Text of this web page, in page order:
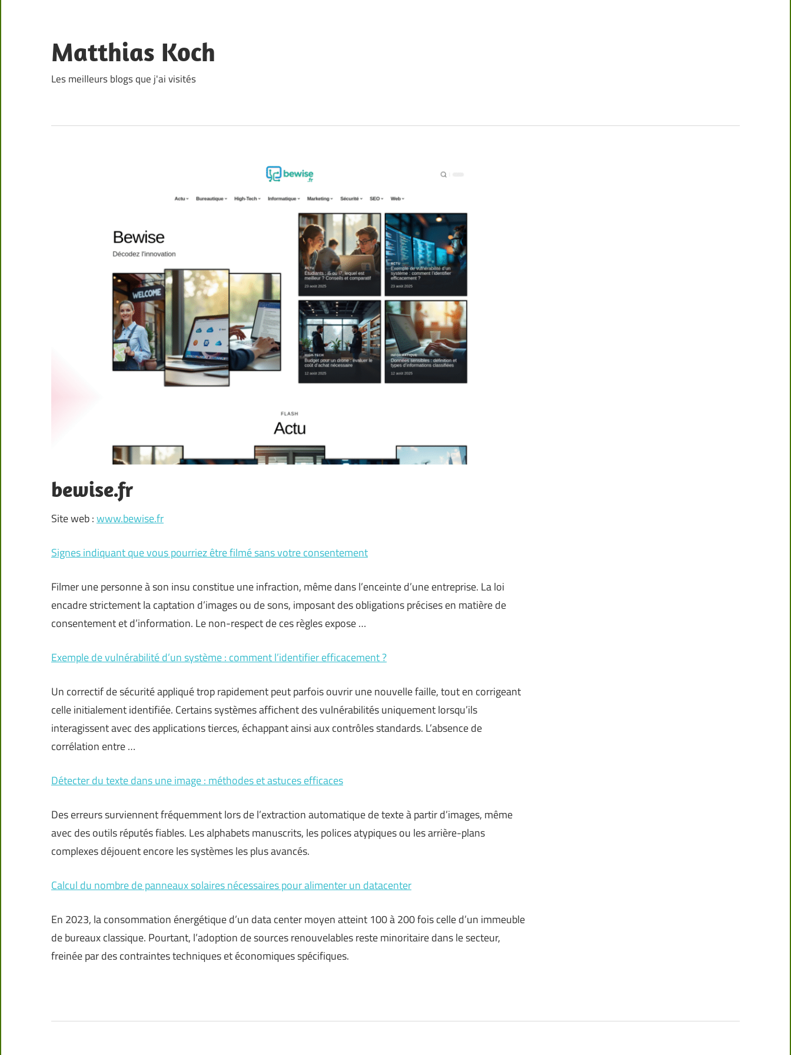
content
Matthias Koch
Les meilleurs blogs que j'ai visités
bewise.fr
Site web :www.bewise.fr
Signes indiquant que vous pourriez être filmé sans votre consentement
Filmer une personne à son insu constitue une infraction, même dans l’enceinte d’une entreprise. La loi
encadre strictement la captation d’images ou de sons, imposant des obligations précises en matière de
consentement et d’information. Le non-respect de ces règles expose …
Exemple de vulnérabilité d’un système : comment l’identifier efficacement ?
Un correctif de sécurité appliqué trop rapidement peut parfois ouvrir une nouvelle faille, tout en corrigeant
celle initialement identifiée. Certains systèmes affichent des vulnérabilités uniquement lorsqu’ils
interagissent avec des applications tierces, échappant ainsi aux contrôles standards. L’absence de
corrélation entre …
Détecter du texte dans une image : méthodes et astuces efficaces
Des erreurs surviennent fréquemment lors de l’extraction automatique de texte à partir d’images, même
avec des outils réputés fiables. Les alphabets manuscrits, les polices atypiques ou les arrière-plans
complexes déjouent encore les systèmes les plus avancés.
Calcul du nombre de panneaux solaires nécessaires pour alimenter un datacenter
En 2023, la consommation énergétique d’un data center moyen atteint 100 à 200 fois celle d’un immeuble
de bureaux classique. Pourtant, l’adoption de sources renouvelables reste minoritaire dans le secteur,
freinée par des contraintes techniques et économiques spécifiques.